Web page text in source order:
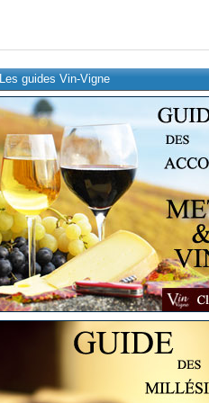
Les guides Vin-Vigne